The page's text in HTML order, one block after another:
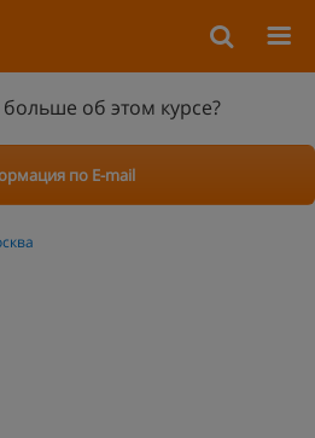
больше об этом курсе?
по E-mail